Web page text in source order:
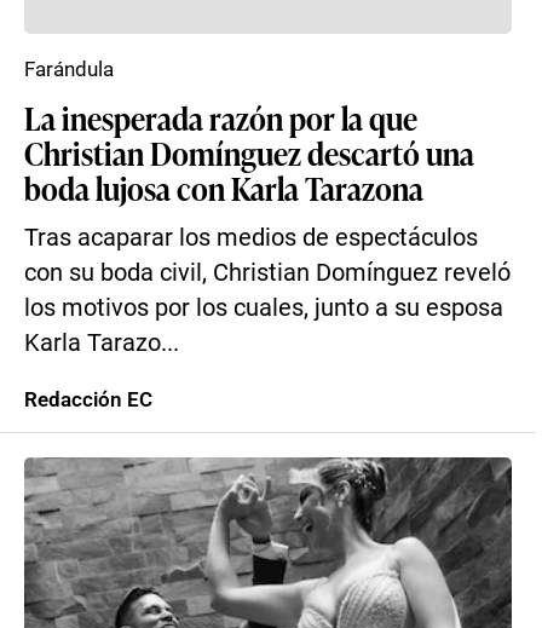
La inesperada razón por la que
Christian Domínguez descartó una
boda lujosa con Karla Tarazona
Tras acaparar los medios de espectáculos
con su boda civil, Christian Domínguez reveló
los motivos por los cuales, junto a su esposa
Karla Tarazo...
Farándula
Redacción EC